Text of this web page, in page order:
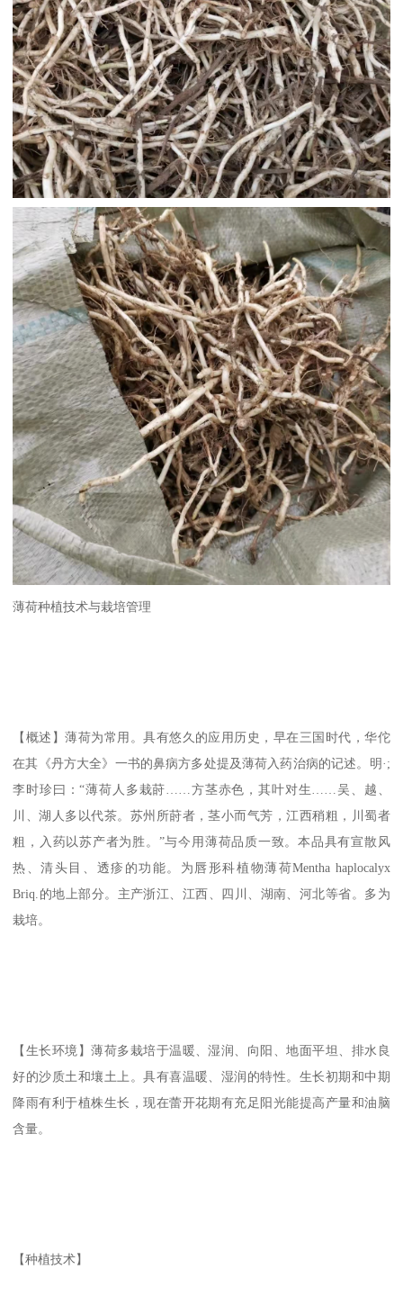
薄荷种植技术与栽培管理
【概述】薄荷为常用。具有悠久的应用历史，早在三国时代，华佗
在其《丹方大全》一书的鼻病方多处提及薄荷入药治病的记述。明·;
李时珍曰：“薄荷人多栽莳……方茎赤色，其叶对生……吴、越、
川、湖人多以代茶。苏州所莳者，茎小而气芳，江西稍粗，川蜀者
粗，入药以苏产者为胜。”与今用薄荷品质一致。本品具有宣散风
热、清头目、透疹的功能。为唇形科植物薄荷Mentha haplocalyx
Briq.的地上部分。主产浙江、江西、四川、湖南、河北等省。多为
栽培。
【生长环境】薄荷多栽培于温暖、湿润、向阳、地面平坦、排水良
好的沙质土和壤土上。具有喜温暖、湿润的特性。生长初期和中期
降雨有利于植株生长，现在蕾开花期有充足阳光能提高产量和油脑
含量。
【种植技术】